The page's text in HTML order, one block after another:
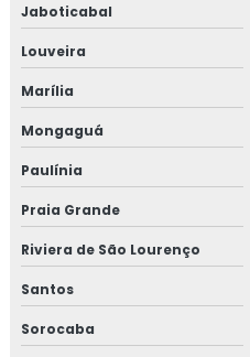
Jaboticabal
Louveira
Marília
Mongaguá
Paulínia
Praia Grande
Riviera de São Lourenço
Santos
Sorocaba